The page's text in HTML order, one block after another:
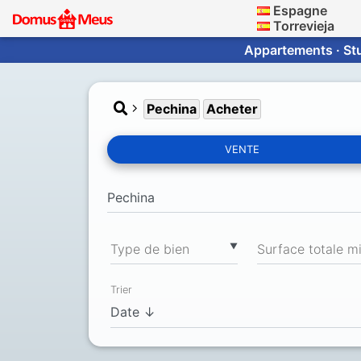
Espagne
Torrevieja
Appartements ·
Pechina Acheter
VENTE
▼
Type de bien
Trier